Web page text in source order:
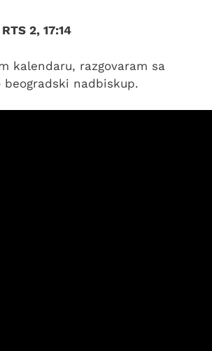
2, 17:14
kalendaru, razgovaram sa
nadbiskup.